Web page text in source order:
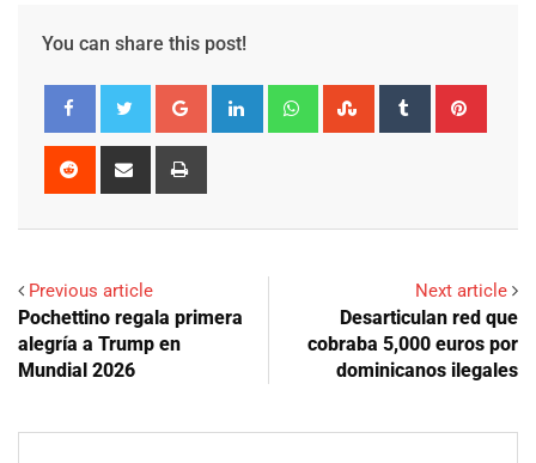
You can share this post!
Google+ LinkedIn WhatsappStumbleUpon
Tumblr
Reddit
Share
Previous article
Pochettino regala primera
alegría a Trump en
Mundial 2026
Next article
Desarticulan red que
cobraba 5,000 euros por
dominicanos ilegales